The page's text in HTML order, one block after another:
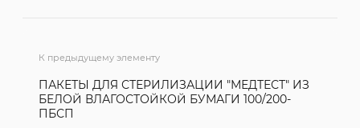
К предыдущему элементу
ПАКЕТЫ ДЛЯ СТЕРИЛИЗАЦИИ "МЕДТЕСТ" ИЗ
БЕЛОЙ ВЛАГОСТОЙКОЙ БУМАГИ 100/200-
ПБСП